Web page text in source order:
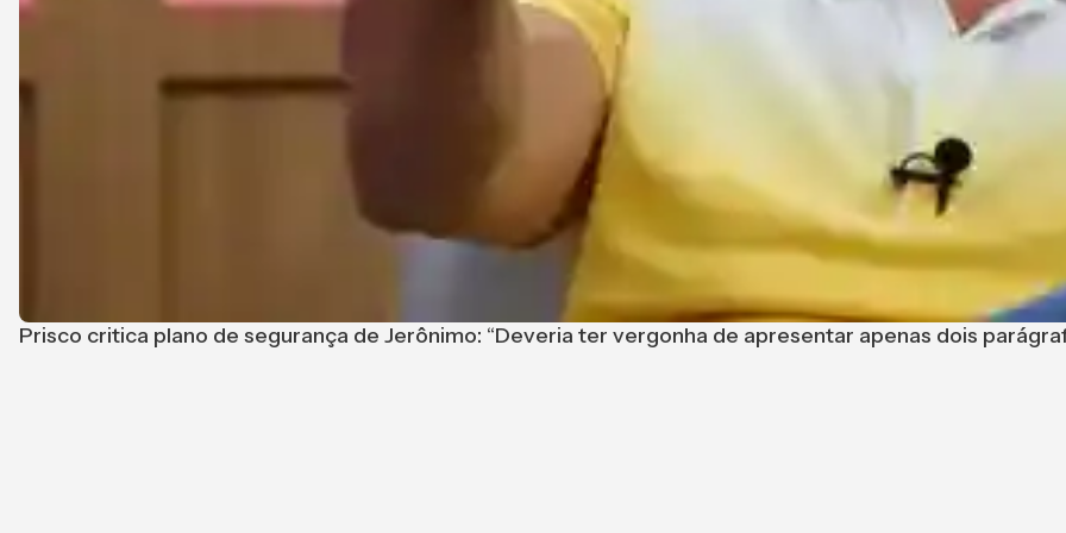
Prisco critica plano de segurança de Jerônimo: “Deveria ter vergonha de apresentar apenas dois